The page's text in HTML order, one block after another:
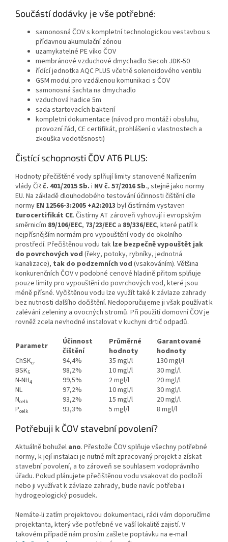
Součástí dodávky je vše potřebné:
samonosná ČOV s kompletní technologickou vestavbou s
přídavnou akumulační zónou
uzamykatelné PE víko ČOV
membránové vzduchové dmychadlo Secoh JDK-50
řídící jednotka AQC PLUS včetně solenoidového ventilu
GSM modul pro vzdálenou komunikaci s ČOV
samonosná šachta na dmychadlo
vzduchová hadice 5m
sada startovacích bakterií
kompletní dokumentace (návod pro montáž i obsluhu,
provozní řád, CE certifikát, prohlášení o vlastnostech a
zkouška vodotěsnosti)
Čistící schopnosti ČOV AT6 PLUS:
Hodnoty přečištěné vody splňují limity stanovené Nařízením
vlády ČR č. 401/2015 Sb. i NV č. 57/2016 Sb., stejně jako normy
EU. Na základě dlouhodobého testování účinnosti čištění dle
normy EN 12566-3:2005 +A2:2013 byl čistírnám vystaven
Eurocertifikát CE. Čistírny AT zároveň vyhovují i evropským
směrnicím 89/106/EEC, 73/23/EEC a 89/336/EEC, které patří k
nejpřísnějším normám pro vypouštění vody do okolního
prostředí. Přečištěnou vodu tak lze bezpečně vypouštět jak
do povrchových vod (řeky, potoky, rybníky, jednotná
kanalizace), tak do podzemních vod (vsakováním). Většina
konkurenčních ČOV v podobné cenové hladině přitom splňuje
pouze limity pro vypouštění do povrchových vod, které jsou
méně přísné. Vyčištěnou vodu lze využít také k závlaze zahrady
bez nutnosti dalšího dočištění. Nedoporučujeme ji však používat k
zalévání zeleniny a ovocných stromů. Při použití domovní ČOV je
rovněž zcela nevhodné instalovat v kuchyni drtič odpadů.
Parametr
Účinnost
čištění
Průměrné
hodnoty
Garantované
hodnoty
ChSKcr 94,4% 35 mgl/l
130 mgl/l
BSK5 98,2% 10 mgl/l
30 mgl/l
N-NH4 99,5% 2 mgl/l
20 mgl/l
NL
97,2% 10 mgl/l
30 mgl/l
Ncelk 93,2% 15 mgl/l
20 mgl/l
Pcelk 93,3% 5 mgl/l 8 mgl/l
Potřebuji k ČOV stavební povolení?
Aktuálně bohužel ano. Přestože ČOV splňuje všechny potřebné
normy, k její instalaci je nutné mít zpracovaný projekt a získat
stavební povolení, a to zároveň se souhlasem vodoprávního
úřadu. Pokud plánujete přečištěnou vodu vsakovat do podloží
nebo ji využívat k závlaze zahrady, bude navíc potřeba i
hydrogeologický posudek.
Nemáte-li zatím projektovou dokumentaci, rádi vám doporučíme
projektanta, který vše potřebné ve vaší lokalitě zajistí. V
takovém případě nám prosím zašlete poptávku na e-mail